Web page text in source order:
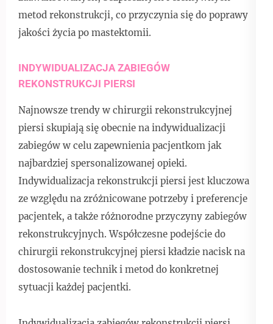
metod rekonstrukcji, co przyczynia się do poprawy
jakości życia po mastektomii.
INDYWIDUALIZACJA ZABIEGÓW
REKONSTRUKCJI PIERSI
Najnowsze trendy w chirurgii rekonstrukcyjnej
piersi skupiają się obecnie na indywidualizacji
zabiegów w celu zapewnienia pacjentkom jak
najbardziej spersonalizowanej opieki.
Indywidualizacja rekonstrukcji piersi jest kluczowa
ze względu na zróżnicowane potrzeby i preferencje
pacjentek, a także różnorodne przyczyny zabiegów
rekonstrukcyjnych. Współczesne podejście do
chirurgii rekonstrukcyjnej piersi kładzie nacisk na
dostosowanie technik i metod do konkretnej
sytuacji każdej pacjentki.